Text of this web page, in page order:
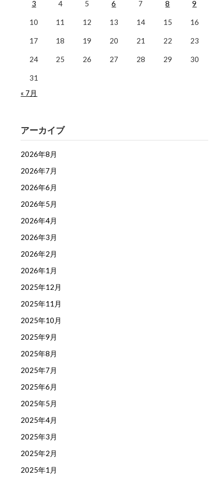
3 4 5 6 7 8 9
10 11 12 13 14 15 16
17 18 19 20 21 22 23
24 25 26 27 28 29 30
31
« 7月
アーカイブ
2026年8月
2026年7月
2026年6月
2026年5月
2026年4月
2026年3月
2026年2月
2026年1月
2025年12月
2025年11月
2025年10月
2025年9月
2025年8月
2025年7月
2025年6月
2025年5月
2025年4月
2025年3月
2025年2月
2025年1月